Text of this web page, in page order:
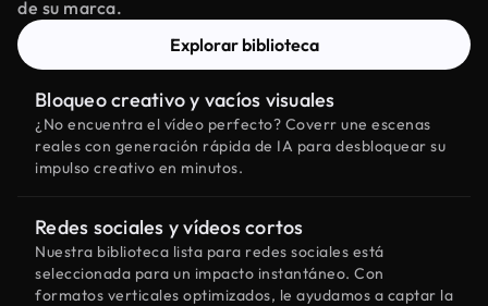
de su marca.
Explorar biblioteca
Bloqueo creativo y vacíos visuales
¿No encuentra el vídeo perfecto? Coverr une escenas
reales con generación rápida de IA para desbloquear su
impulso creativo en minutos.
Redes sociales y vídeos cortos
Nuestra biblioteca lista para redes sociales está
seleccionada para un impacto instantáneo. Con
formatos verticales optimizados, le ayudamos a captar la